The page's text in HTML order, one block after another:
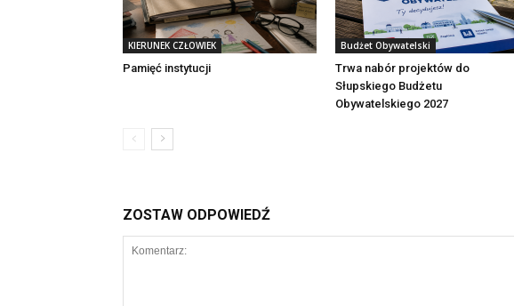
KIERUNEK CZŁOWIEK
Pamięć instytucji
Budżet Obywatelski
Trwa nabór projektów do
Słupskiego Budżetu
Obywatelskiego 2027
ZOSTAW ODPOWIEDŹ